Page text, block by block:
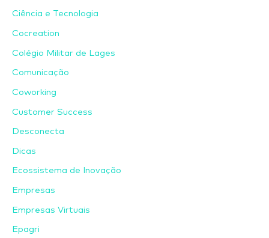
Ciência e Tecnologia
Cocreation
Colégio Militar de Lages
Comunicação
Coworking
Customer Success
Desconecta
Dicas
Ecossistema de Inovação
Empresas
Empresas Virtuais
Epagri